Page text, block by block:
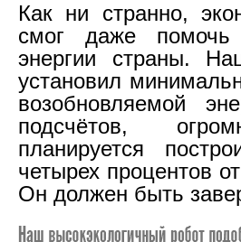
Как ни странно,
смог даже помочь
энергии страны.
установил
возобновляемой
подсчётов,
планируется
четырех процентов
Он должен быть